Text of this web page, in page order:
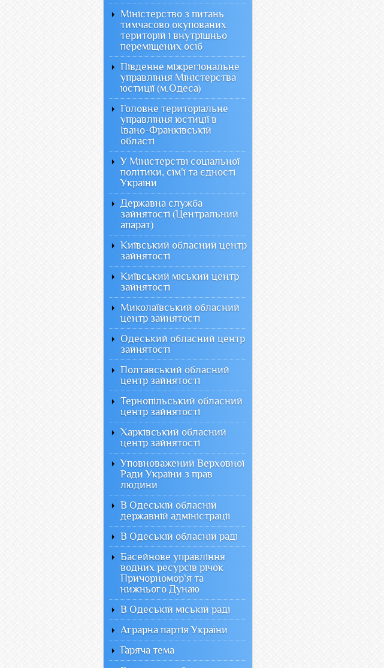
Міністерство з питань
тимчасово окупованих
територій і внутрішньо
переміщених осіб
Південне міжрегіональне
управління Міністерства
юстиції (м.Одеса)
Головне територіальне
управління юстиції в
Івано-Франківській
області
У Міністерстві соціальної
політики, сім'ї та єдності
України
Державна служба
зайнятості (Центральний
апарат)
Київський обласний центр
зайнятості
Київський міський центр
зайнятості
Миколаївський обласний
центр зайнятості
Одеський обласний центр
зайнятості
Полтавський обласний
центр зайнятості
Тернопільський обласний
центр зайнятості
Харківський обласний
центр зайнятості
Уповноважений Верховної
Ради України з прав
людини
В Одеській обласній
державній адміністрації
В Одеській обласній раді
Басейнове управління
водних ресурсів річок
Причорномор`я та
нижнього Дунаю
В Одеській міській раді
Аграрна партія України
Гаряча тема